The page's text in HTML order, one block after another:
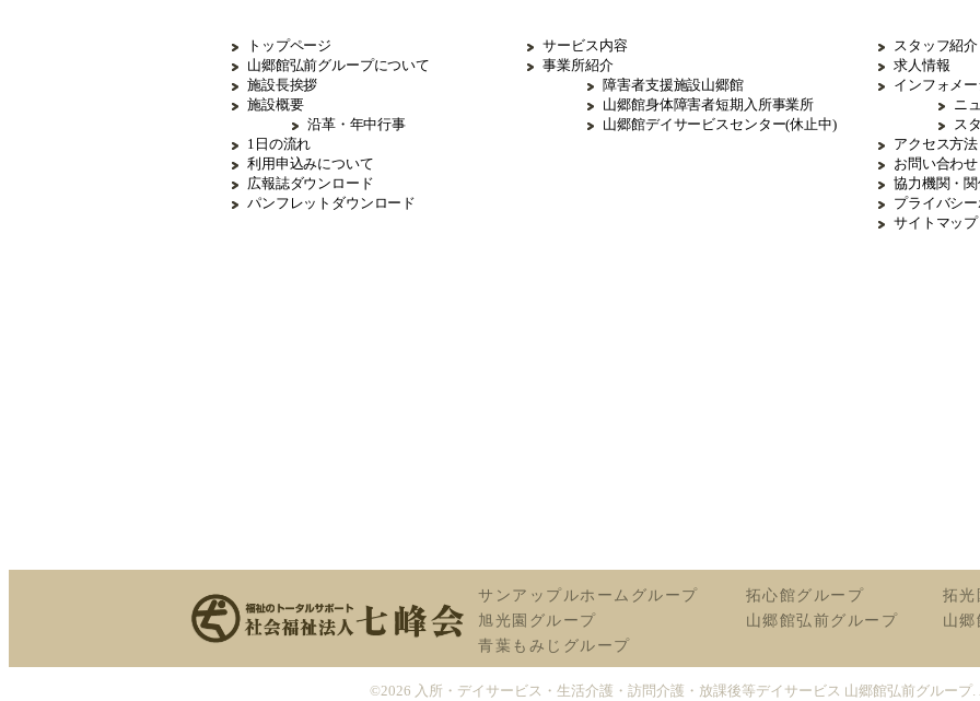
トップページ
山郷館弘前グループについて
施設長挨拶
施設概要
沿革・年中行事
1日の流れ
利用申込みについて
広報誌ダウンロード
パンフレットダウンロード
サービス内容
事業所紹介
障害者支援施設山郷館
山郷館身体障害者短期入所事業所
山郷館デイサービスセンター(休止中)
スタッフ紹介
求人情報
インフォメ
ニ
ス
アクセス方法
お問い合わせ
協力機関・
プライバシ
サイトマップ
サンアップルホームグループ 拓心館グループ
拓光
旭光園グループ
山郷館弘前グループ
山
青葉もみじグループ
©2026 入所・デイサービス・生活介護・訪問介護・放課後等デイサービス 山郷館弘前グループ.